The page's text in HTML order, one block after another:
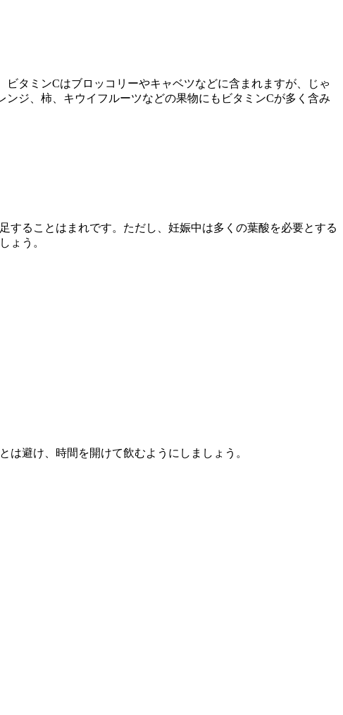
タミンCはブロッコリーやキャベツなどに含まれますが、じゃ
ジ、柿、キウイフルーツなどの果物にもビタミンCが多く含み
ることはまれです。ただし、妊娠中は多くの葉酸を必要とする
ょう。
避け、時間を開けて飲むようにしましょう。